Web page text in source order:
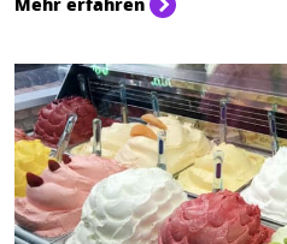
Mehr erfahren